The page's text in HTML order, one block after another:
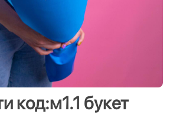
код:м1.1 букет